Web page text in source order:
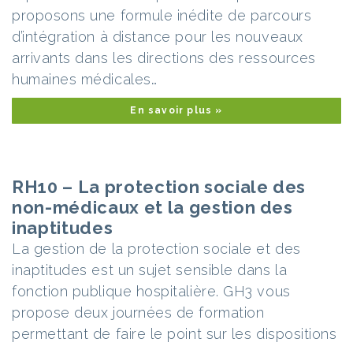
proposons une formule inédite de parcours
d’intégration à distance pour les nouveaux
arrivants dans les directions des ressources
humaines médicales…
En savoir plus »
RH10 – La protection sociale des
non-médicaux et la gestion des
inaptitudes
La gestion de la protection sociale et des
inaptitudes est un sujet sensible dans la
fonction publique hospitalière. GH3 vous
propose deux journées de formation
permettant de faire le point sur les dispositions